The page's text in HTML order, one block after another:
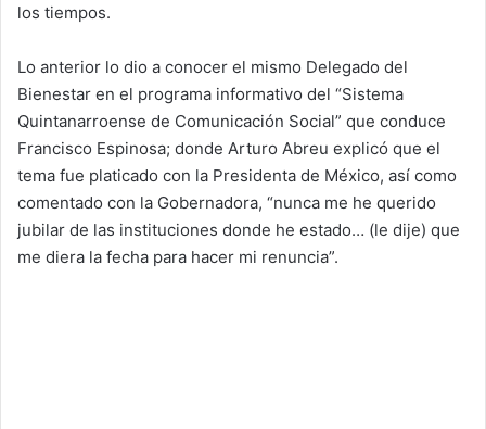
los tiempos.
Lo anterior lo dio a conocer el mismo Delegado del
Bienestar en el programa informativo del “Sistema
Quintanarroense de Comunicación Social” que conduce
Francisco Espinosa; donde Arturo Abreu explicó que el
tema fue platicado con la Presidenta de México, así como
comentado con la Gobernadora, “nunca me he querido
jubilar de las instituciones donde he estado… (le dije) que
me diera la fecha para hacer mi renuncia”.